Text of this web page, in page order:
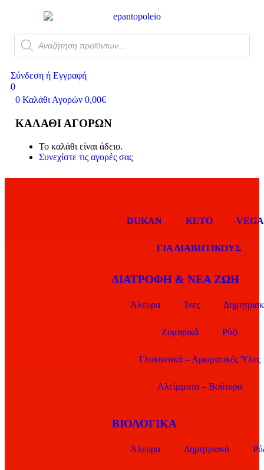
Σύνδεση ή Εγγραφή
0
0 Καλάθι Αγορών 0,00€
ΚΑΛΆΘΙ ΑΓΟΡΏΝ
Το καλάθι είναι άδειο.
Συνεχίστε τις αγορές σας
DUKAN KETO
ΓΙΑ ΔΙΑΒΗΤΙΚΟΥΣ
ΔΙΑΤΡΟΦΗ & ΝΕΑ ΖΩΗ
Άλευρα Ίνες
Ζυμαρικά Ρύζι
Γλυκαντικά – Αρωματικές Ύλες
Αλείμματα – Βούτυρα
ΒΙΟΛΟΓΙΚΑ
Άλευρα Δημητριακά